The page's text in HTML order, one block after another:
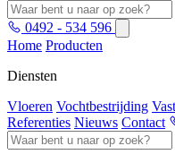
0492 - 534 596
Home Producten
Diensten
Vloeren Vochtbestrijding
Referenties Nieuws Contact